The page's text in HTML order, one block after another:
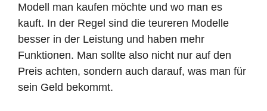
Modell man kaufen möchte und wo man es
kauft. In der Regel sind die teureren Modelle
besser in der Leistung und haben mehr
Funktionen. Man sollte also nicht nur auf den
Preis achten, sondern auch darauf, was man für
sein Geld bekommt.